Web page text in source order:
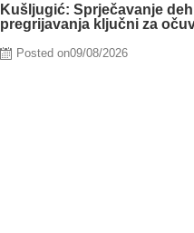
Kušljugić: Sprječavanje
pregrijavanja ključni za
Posted on09/08/2026